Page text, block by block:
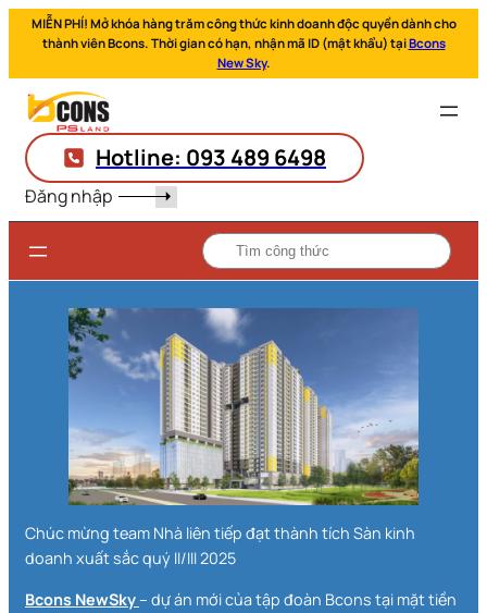
MIỄN PHÍ! Mở khóa hàng trăm công thức kinh doanh độc quyền dành cho
thành viên Bcons. Thời gian có hạn, nhận mã ID (mật khẩu) tạiBcons
New Sky.
Hotline: 093 489 6498
Đăng nhập
Chúc mừng team Nhà liên tiếp đạt thành tích Sàn kinh
doanh xuất sắc quý II/III 2025
Bcons NewSky– dự án mới của tập đoàn Bcons tại mặt tiền